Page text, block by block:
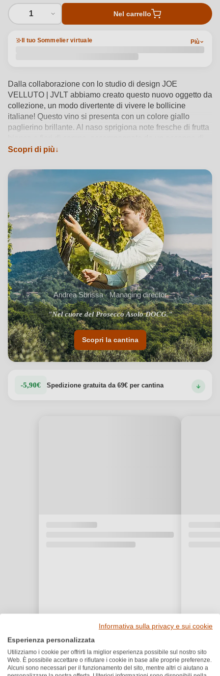
1 Nel carrello
Il tuo Sommelier virtuale Più
Dalla collaborazione con lo studio di design JOE
VELLUTO | JVLT abbiamo creato questo nuovo oggetto da
collezione, un modo divertente di vivere le bollicine
italiane! Questo vino si presenta con un colore giallo
paglierino brillante. Al naso sprigiona note fresche di frutta
pera croccante. Al palato è vivace e leggero, con un’acidità
agrumi. Il finale è pulito e rinfrescante, perfetto per
momenti di convivialità.Vedi dettagli del prodotto →
Scopri di più
Andrea Sbrissa · Managing director
"Nel cuore del Prosecco Asolo DOCG."
"Affinamento in barrique per i pregiati vini rossi."
Scopri la cantina
-5,90€ Spedizione gratuita da 69€ per cantina
Recensioni dei clienti
Informativa sulla privacy e sui cookie
Esperienza personalizzata
Utilizziamo i cookie per offrirti la miglior esperienza possibile sul nostro sito
Web. È possibile accettare o rifiutare i cookie in base alle proprie preferenze.
Alcuni sono necessari per il funzionamento del sito, mentre altri ci aiutano a